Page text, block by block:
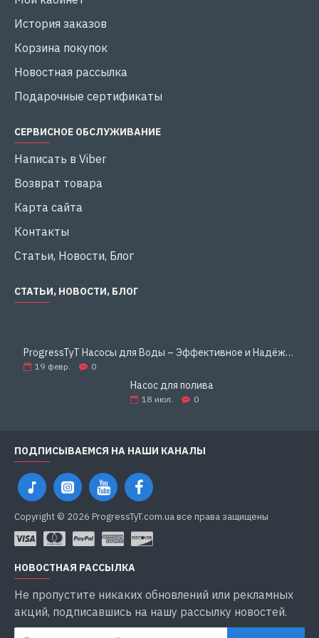
Комплектация:
Прокладка уплотнительная
Соединительный патрубок
Инструкция пользователя
Преимущества:
фиксации и долговечности
Возможность установки напорного патрубка в
Надежное уплотнение за счет торцевого
Эргономичная ручка ручного запуска
Высокая энергоэффективность и стабильная
работа в полевых условиях
Размер: 560 × 450 × 470 мм
Масса нетто:25 кг
Масса брутто: 25.7 кг
Гарантия:
Срок официальной гарантии:12 месяцев
Производитель:Aquatica
История заказов
Корзина покупок
Новостная рассылка
Подарочные сертификаты
СЕРВИСНОЕ ОБСЛУЖИВАНИЕ
Написать в Viber
Возврат товара
Карта сайта
Контакты
Статьи, Новости, Блог
СТАТЬИ, НОВОСТИ, БЛОГ
ProgressTyT Насосы для Воды – Эффективное и Надёжное Решение для Дома и Бизнеса
19 февр. 0
Насос для полива
18 июл. 0
ПОДПИСЫВАЕМСЯ НА НАШИ КАНАЛЫ
Copyright © 2026 ProgressTyT.com.ua все права защищены
НОВОСТНАЯ РАССЫЛКА
Не пропустите никаких обновлений или рекламных
акций, подписавшись на нашу рассылку новостей.